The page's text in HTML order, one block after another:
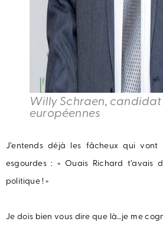
Willy Schraen, candidat
européennes
J’entends déjà les fâcheux qui
esgourdes : « Ouais Richard
politique ! »
Je dois bien vous dire que là…je me